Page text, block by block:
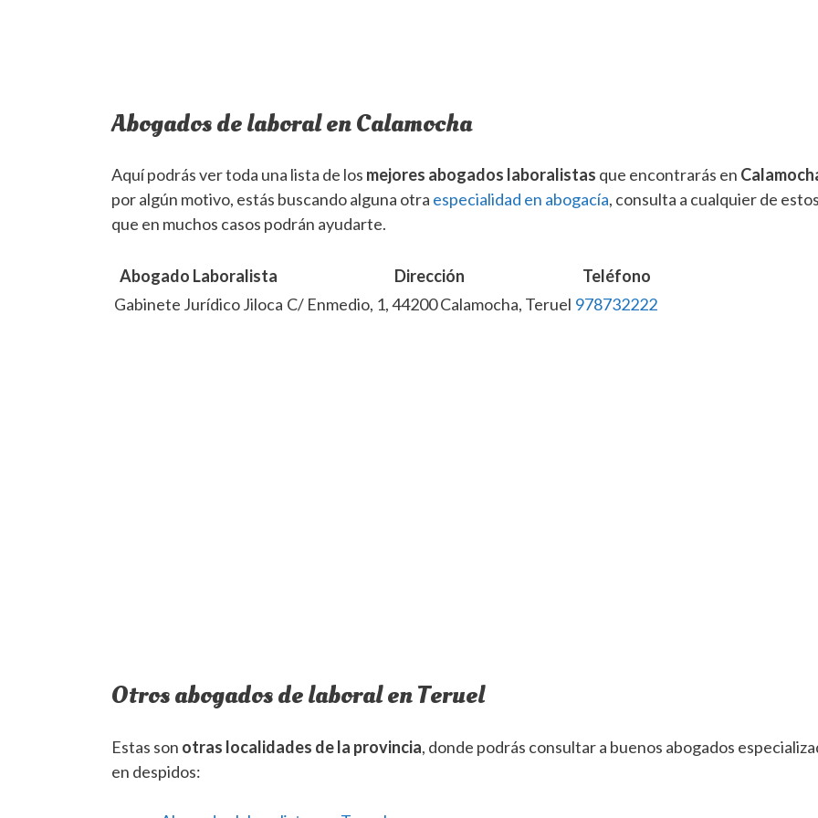
Abogados de laboral en Calamocha
Aquí podrás ver toda una lista de los mejores abogados laboralistas que encontrarás en
por algún motivo, estás buscando alguna otra especialidad en abogacía, consulta a cualquier de
que en muchos casos podrán ayudarte.
Abogado Laboralista Dirección
Teléfono
Gabinete Jurídico Jiloca C/ Enmedio, 1, 44200 Calamocha, Teruel 978732222
Otros abogados de laboral en Teruel
Estas son otras localidades de la provincia, donde podrás consultar a buenos abogados
en despidos: